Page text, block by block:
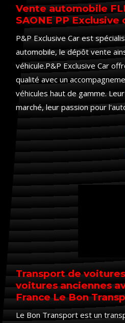
Vente automobile
SAONE PP Exclusive
P&P Exclusive Car est
automobile, le dépôt vente
véhicule.P&P Exclusive Car
qualité avec un
véhicules haut de gamme.
marché, leur passion pour
Transport de
voitures anciennes
France Le Bon
Le Bon Transport est un